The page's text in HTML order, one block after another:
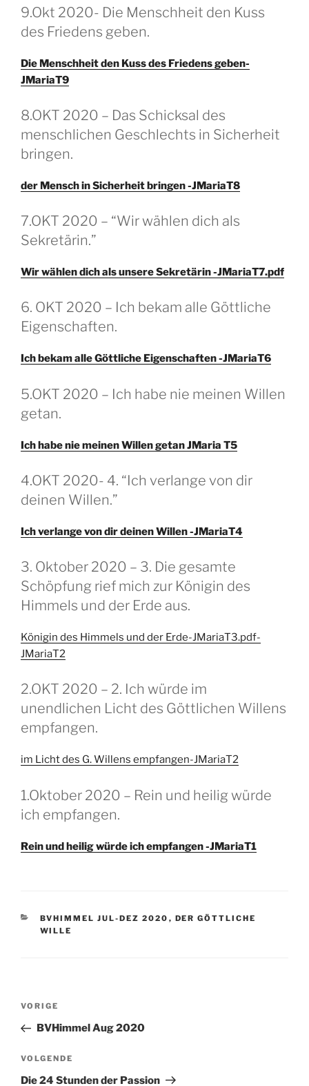
GEPLAATST
OP
9.Okt 2020- Die Menschheit den Kuss
des Friedens geben.
Die Menschheit den Kuss des Friedens geben-
JMariaT9
GEPLAATST
OP
8.OKT 2020 – Das Schicksal des
menschlichen Geschlechts in Sicherheit
bringen.
der Mensch in Sicherheit bringen -JMariaT8
GEPLAATST
OP
7.OKT 2020 – “Wir wählen dich als
Sekretärin.”
Wir wählen dich als unsere Sekretärin -JMariaT7.pdf
GEPLAATST
OP
6. OKT 2020 – Ich bekam alle Göttliche
Eigenschaften.
Ich bekam alle Göttliche Eigenschaften -JMariaT6
GEPLAATST
OP
5.OKT 2020 – Ich habe nie meinen Willen
getan.
Ich habe nie meinen Willen getan JMaria T5
GEPLAATST
OP
4.OKT 2020- 4. “Ich verlange von dir
deinen Willen.”
Ich verlange von dir deinen Willen -JMariaT4
GEPLAATST
OP
3. Oktober 2020 – 3. Die gesamte
Schöpfung rief mich zur Königin des
Himmels und der Erde aus.
Königin des Himmels und der Erde-JMariaT3.pdf-
JMariaT2
GEPLAATST
OP
2.OKT 2020 – 2. Ich würde im
unendlichen Licht des Göttlichen Willens
empfangen.
im Licht des G. Willens empfangen-JMariaT2
GEPLAATST
OP
1.Oktober 2020 – Rein und heilig würde
ich empfangen.
Rein und heilig würde ich empfangen -JMariaT1
CATEGORIEËN
BVHIMMEL JUL-DEZ 2020 , DER GÖTTLICHE
WILLE
Berichtnavigatie
Vorig
bericht
VORIGE
BVHimmel Aug 2020
Volgend
bericht
VOLGENDE
Die 24 Stunden der Passion